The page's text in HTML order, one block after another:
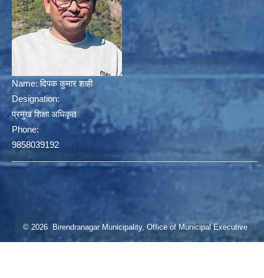
Name:दिपक कुमार शाही
Designation:
प्रमुख शिक्षा अधिकृत
Phone:
9858039192
© 2026 Birendranagar Municipality, Office of Municipal Executive